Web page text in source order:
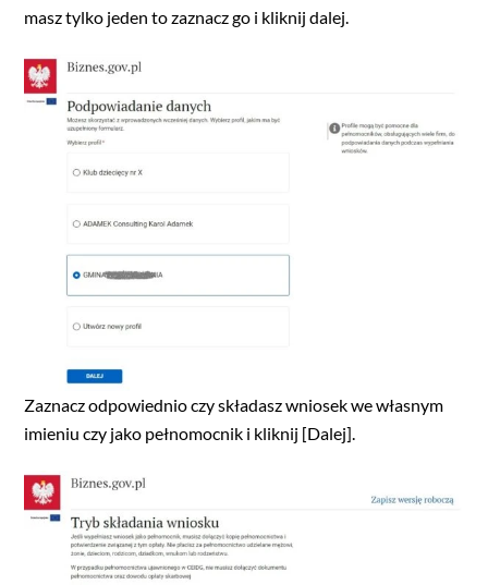
masz tylko jeden to zaznacz go i kliknij dalej.
Zaznacz odpowiednio czy składasz wniosek we własnym
imieniu czy jako pełnomocnik i kliknij [Dalej].